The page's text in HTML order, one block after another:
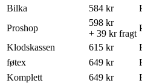
Bilka 584 kr
Proshop
598 kr
+ 39 kr fragt
Klodskassen 615 kr
føtex 649 kr
Komplett 649 kr